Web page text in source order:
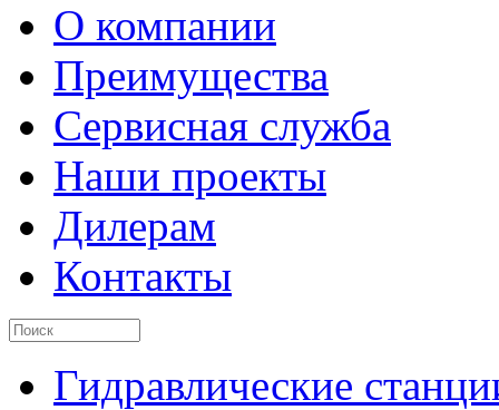
О компании
Преимущества
Сервисная служба
Наши проекты
Дилерам
Контакты
Гидравлические